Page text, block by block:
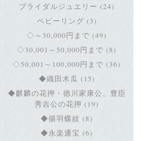
ブライダルジュエリー (24)
ベビーリング (3)
◇～30,000円まで (49)
◇30,001～50,000円まで (8)
◇50,001～100,000円まで (36)
◆織田木瓜 (15)
◆麒麟の花押・徳川家康公、豊臣
秀吉公の花押 (19)
◆揚羽蝶紋 (8)
◆永楽通宝 (6)